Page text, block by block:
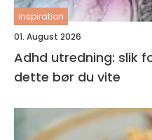
inspiration
01. August 2026
Adhd utredning: slik
dette bør du vite